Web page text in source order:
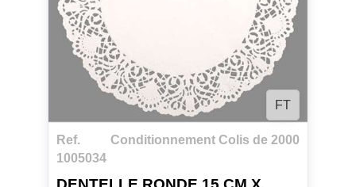
FT
Ref.
1005034
Conditionnement Colis de 2000